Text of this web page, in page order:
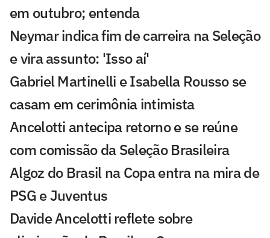
em outubro; entenda
Neymar indica fim de carreira na Seleção
e vira assunto: 'Isso aí'
Gabriel Martinelli e Isabella Rousso se
casam em cerimônia intimista
Ancelotti antecipa retorno e se reúne
com comissão da Seleção Brasileira
Algoz do Brasil na Copa entra na mira de
PSG e Juventus
Davide Ancelotti reflete sobre